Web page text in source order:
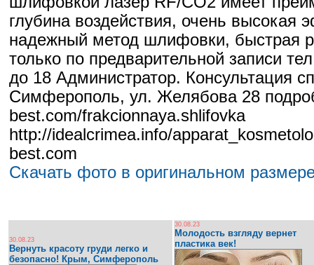
глубина воздействия, очень высокая
надежный метод шлифовки, быстрая
только по предварительной записи
до 18 Администратор. Консультация
Симферополь, ул. Желябова 28
best.com/frakcionnaya.shlifovka
http://idealcrimea.info/
best.com
Скачать фото в оригинальном
30.08.23
Вернуть красоту груди легко и
безопасно! Крым, Симферополь
30.08.23
Молодость взгляду вернет
пластика век!